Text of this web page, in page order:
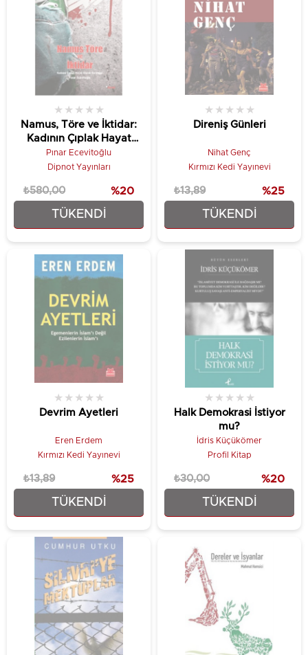
TÜKENDI
Namus, Töre ve İktidar:
Kadının Çıplak Hayat
Olarak Kuruluşu
★ ★ ★ ★ ★
Pınar Ecevitoğlu
Dipnot Yayınları
₺464,00
₺580,00 %20
TÜKENDI
Direniş Günleri
★ ★ ★ ★ ★
Nihat Genç
Kırmızı Kedi Yayınevi
₺10,42
₺13,89 %25
TÜKENDI
Devrim Ayetleri
★ ★ ★ ★ ★
Eren Erdem
Kırmızı Kedi Yayınevi
₺10,42
₺13,89 %25
TÜKENDI
Halk Demokrasi İstiyor
mu?
★ ★ ★ ★ ★
İdris Küçükömer
Profil Kitap
₺24,00
₺30,00 %20